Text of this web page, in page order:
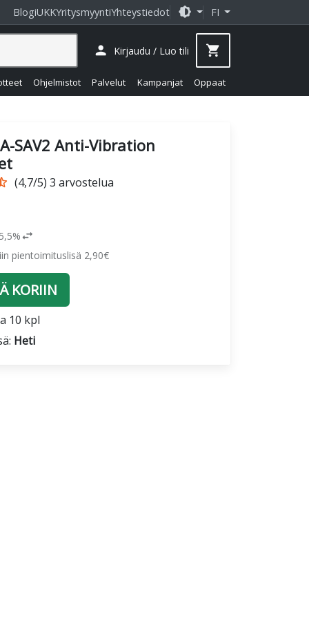
BlogiUKKYritysmyyntiYhteystiedot brightness_medium FI
Ohjelmistot Palvelut Kampanjat Oppaat
person Kirjaudu / Luo tili shopping_cart
SAV2 Anti-Vibration
(4,7/5) 3 arvostelua
swap_horiz
pientoimituslisä 2,90€
KORIIN
10 kpl
Heti